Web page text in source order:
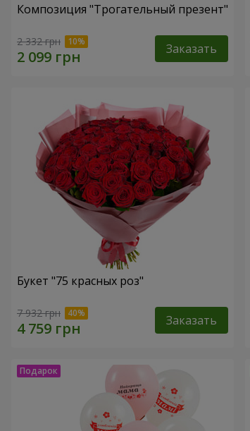
Композиция "Трогательный презент"
2 332 грн Заказать
Букет "75 красных роз"
7 932 грн Заказать